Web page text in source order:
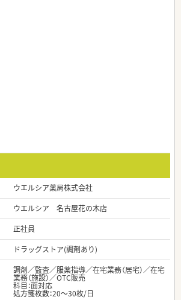
ウエルシア薬局株式会社
ウエルシア 名古屋花の木店
正社員
ドラッグストア(調剤あり)
調剤／監査／服薬指導／在宅業務（居宅）／在宅
業務（施設）／OTC販売
科目：面対応
処方箋枚数：20～30枚/日